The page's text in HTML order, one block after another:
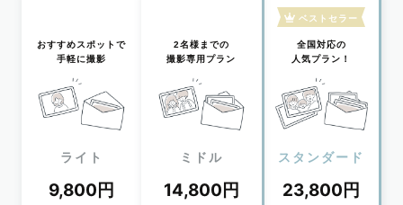
おすすめスポットで
手軽に撮影
ライト
9,800円
2名様までの
撮影専用プラン
ミドル
14,800円
ベストセラー
全国対応の
人気プラン！
スタンダード
23,800円